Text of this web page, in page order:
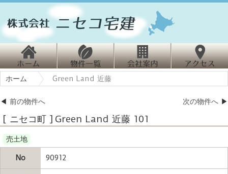
ホ
ーム
物
件情報
会
ホーム Green Land 近藤
◀ 前の物件へ 次の物件へ ▶
[ ニセコ町 ] Green Land 近藤 101
売土地
No 90912